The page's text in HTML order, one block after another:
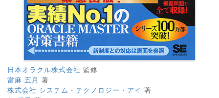
日本オラクル株式会社 監修
當麻 五月 著
株式会社 システム・テクノロジー・アイ 著